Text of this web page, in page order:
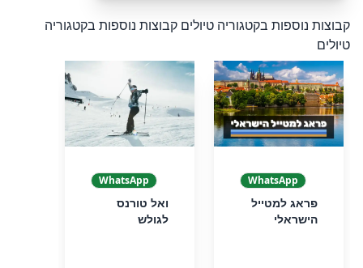
קבוצות נוספות בקטגוריה טיולים קבוצות נוספות בקטגוריה
טיולים
WhatsApp
פראג למטייל
הישראלי
WhatsApp
ואל טורנס
לגולש